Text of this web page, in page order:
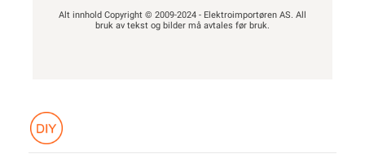
Alt innhold Copyright © 2009-2024 - Elektroimportøren AS. All
bruk av tekst og bilder må avtales før bruk.